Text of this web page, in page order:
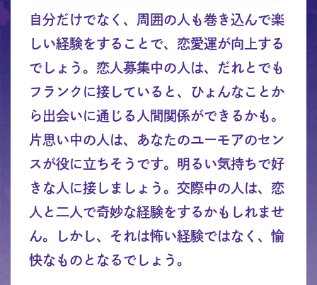
自分だけでなく、周囲の人も巻き込んで楽
しい経験をすることで、恋愛運が向上する
でしょう。恋人募集中の人は、だれとでも
フランクに接していると、ひょんなことか
ら出会いに通じる人間関係ができるかも。
片思い中の人は、あなたのユーモアのセン
スが役に立ちそうです。明るい気持ちで好
きな人に接しましょう。交際中の人は、恋
人と二人で奇妙な経験をするかもしれませ
ん。しかし、それは怖い経験ではなく、愉
快なものとなるでしょう。